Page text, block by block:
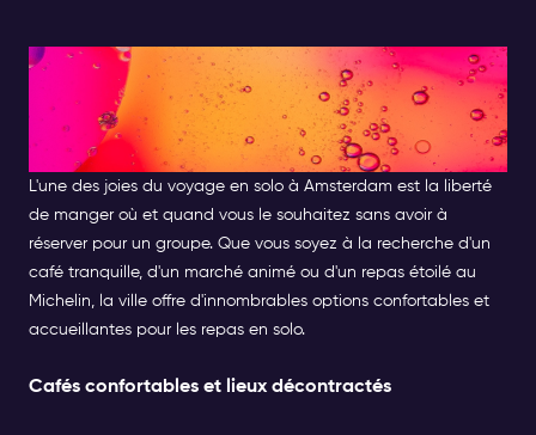
Dîner en solo à Amsterdam :
Les meilleurs endroits pour
manger seul
L'une des joies du voyage en solo à Amsterdam est la liberté
de manger où et quand vous le souhaitez sans avoir à
réserver pour un groupe. Que vous soyez à la recherche d'un
café tranquille, d'un marché animé ou d'un repas étoilé au
Michelin, la ville offre d'innombrables options confortables et
accueillantes pour les repas en solo.
Cafés confortables et lieux décontractés